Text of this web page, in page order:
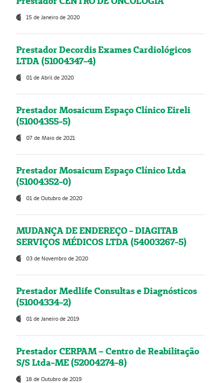
15 de Janeiro de 2020
Prestador Decordis Exames Cardiológicos
LTDA (51004347-4)
01 de Abril de 2020
Prestador Mosaicum Espaço Clínico Eireli
(51004355-5)
07 de Maio de 2021
Prestador Mosaicum Espaço Clínico Ltda
(51004352-0)
01 de Outubro de 2020
MUDANÇA DE ENDEREÇO - DIAGITAB
SERVIÇOS MÉDICOS LTDA (54003267-5)
03 de Novembro de 2020
Prestador Medlife Consultas e Diagnósticos
(51004334-2)
01 de Janeiro de 2019
Prestador CERPAM – Centro de Reabilitação
S/S Ltda-ME (52004274-8)
18 de Outubro de 2019